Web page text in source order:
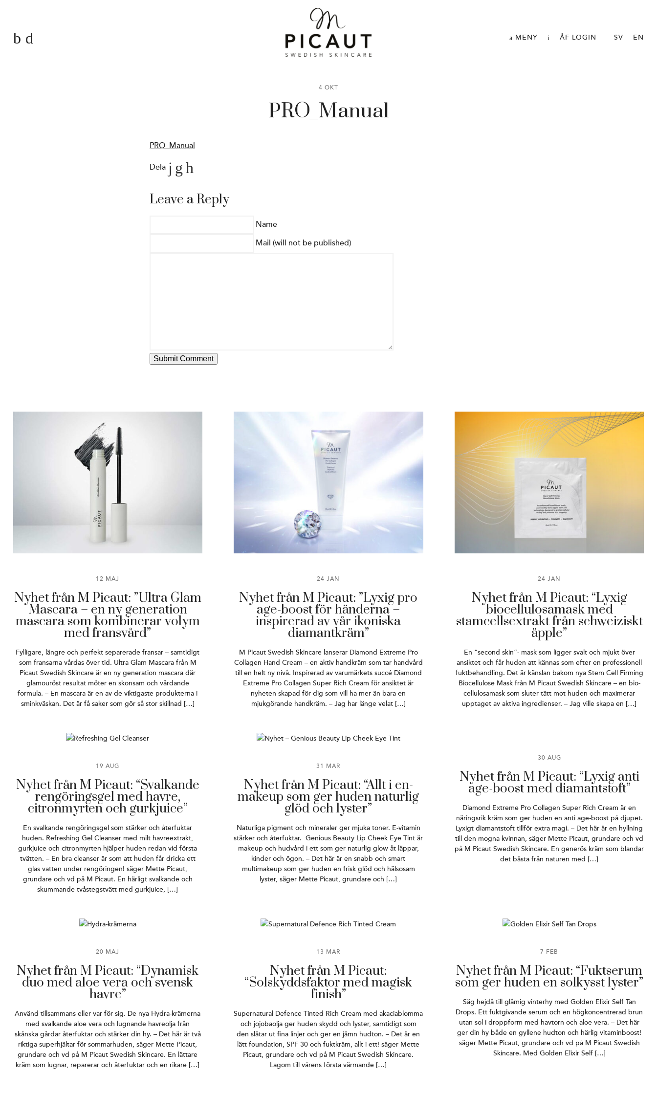
MENY ÅF LOGIN SV EN
4 OKT
PRO_Manual
PRO_Manual
Dela
Leave a Reply
Name
Mail (will not be published)
12 MAJ
Nyhet från M Picaut: ”Ultra Glam
Mascara – en ny generation
mascara som kombinerar volym
med fransvård”
Fylligare, längre och perfekt separerade fransar – samtidigt
som fransarna vårdas över tid. Ultra Glam Mascara från M
Picaut Swedish Skincare är en ny generation mascara där
glamouröst resultat möter en skonsam och vårdande
formula. – En mascara är en av de viktigaste produkterna i
sminkväskan. Det är få saker som gör så stor skillnad […]
24 JAN
Nyhet från M Picaut: ”Lyxig pro
age-boost för händerna –
inspirerad av vår ikoniska
diamantkräm”
M Picaut Swedish Skincare lanserar Diamond Extreme Pro
Collagen Hand Cream – en aktiv handkräm som tar handvård
till en helt ny nivå. Inspirerad av varumärkets succé Diamond
Extreme Pro Collagen Super Rich Cream för ansiktet är
nyheten skapad för dig som vill ha mer än bara en
mjukgörande handkräm. – Jag har länge velat […]
24 JAN
Nyhet från M Picaut: “Lyxig
biocellulosamask med
stamcellsextrakt från schweiziskt
äpple”
En “second skin”- mask som ligger svalt och mjukt över
ansiktet och får huden att kännas som efter en professionell
fuktbehandling. Det är känslan bakom nya Stem Cell Firming
Biocellulose Mask från M Picaut Swedish Skincare – en bio-
cellulosamask som sluter tätt mot huden och maximerar
upptaget av aktiva ingredienser. – Jag ville skapa en […]
19 AUG
Nyhet från M Picaut: “Svalkande
rengöringsgel med havre,
citronmyrten och gurkjuice”
En svalkande rengöringsgel som stärker och återfuktar
huden. Refreshing Gel Cleanser med milt havreextrakt,
gurkjuice och citronmyrten hjälper huden redan vid första
tvätten. – En bra cleanser är som att huden får dricka ett
glas vatten under rengöringen! säger Mette Picaut,
grundare och vd på M Picaut. En härligt svalkande och
skummande tvåstegstvätt med gurkjuice, […]
31 MAR
Nyhet från M Picaut: “Allt i en-
makeup som ger huden naturlig
glöd och lyster”
Naturliga pigment och mineraler ger mjuka toner. E-vitamin
stärker och återfuktar. Genious Beauty Lip Cheek Eye Tint är
makeup och hudvård i ett som ger naturlig glow åt läppar,
kinder och ögon. – Det här är en snabb och smart
multimakeup som ger huden en frisk glöd och hälsosam
lyster, säger Mette Picaut, grundare och […]
30 AUG
Nyhet från M Picaut: “Lyxig anti
age-boost med diamantstoft”
Diamond Extreme Pro Collagen Super Rich Cream är en
näringsrik kräm som ger huden en anti age-boost på djupet.
Lyxigt diamantstoft tillför extra magi. – Det här är en hyllning
till den mogna kvinnan, säger Mette Picaut, grundare och vd
på M Picaut Swedish Skincare. En generös kräm som blandar
det bästa från naturen med […]
20 MAJ
Nyhet från M Picaut: “Dynamisk
duo med aloe vera och svensk
havre”
Använd tillsammans eller var för sig. De nya Hydra-krämerna
med svalkande aloe vera och lugnande havreolja från
skånska gårdar återfuktar och stärker din hy. – Det här är två
riktiga superhjältar för sommarhuden, säger Mette Picaut,
grundare och vd på M Picaut Swedish Skincare. En lättare
kräm som lugnar, reparerar och återfuktar och en rikare […]
13 MAR
Nyhet från M Picaut:
“Solskyddsfaktor med magisk
finish”
Supernatural Defence Tinted Rich Cream med akaciablomma
och jojobaolja ger huden skydd och lyster, samtidigt som
den slätar ut fina linjer och ger en jämn hudton. – Det är en
lätt foundation, SPF 30 och fuktkräm, allt i ett! säger Mette
Picaut, grundare och vd på M Picaut Swedish Skincare.
Lagom till vårens första värmande […]
7 FEB
Nyhet från M Picaut: “Fuktserum
som ger huden en solkysst lyster”
Säg hejdå till glåmig vinterhy med Golden Elixir Self Tan
Drops. Ett fuktgivande serum och en högkoncentrerad brun
utan sol i droppform med havtorn och aloe vera. – Det här
ger din hy både en gyllene hudton och härlig vitaminboost!
säger Mette Picaut, grundare och vd på M Picaut Swedish
Skincare. Med Golden Elixir Self […]